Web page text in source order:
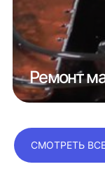
Ремонт
СМОТРЕТЬ